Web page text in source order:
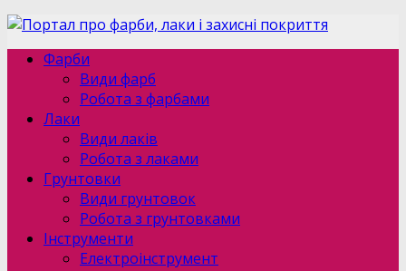
Фарби
Види фарб
Робота з фарбами
Лаки
Види лаків
Робота з лаками
Грунтовки
Види грунтовок
Робота з грунтовками
Інструменти
Електроінструмент